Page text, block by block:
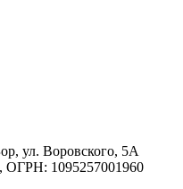
ул. Воровского, 5А
1095257001960